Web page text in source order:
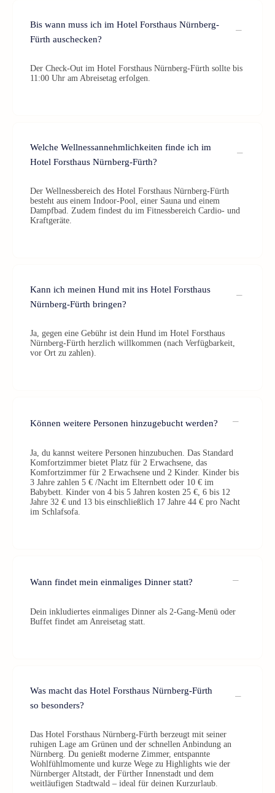
Bis wann muss ich im Hotel Forsthaus Nürnberg-
Fürth auschecken?
Der Check-Out im Hotel Forsthaus Nürnberg-Fürth sollte bis
11:00 Uhr am Abreisetag erfolgen.
Welche Wellnessannehmlichkeiten finde ich im
Hotel Forsthaus Nürnberg-Fürth?
Der Wellnessbereich des Hotel Forsthaus Nürnberg-Fürth
besteht aus einem Indoor-Pool, einer Sauna und einem
Dampfbad. Zudem findest du im Fitnessbereich Cardio- und
Kraftgeräte.
Kann ich meinen Hund mit ins Hotel Forsthaus
Nürnberg-Fürth bringen?
Ja, gegen eine Gebühr ist dein Hund im Hotel Forsthaus
Nürnberg-Fürth herzlich willkommen (nach Verfügbarkeit,
vor Ort zu zahlen).
Können weitere Personen hinzugebucht werden?
Ja, du kannst weitere Personen hinzubuchen. Das Standard
Komfortzimmer bietet Platz für 2 Erwachsene, das
Komfortzimmer für 2 Erwachsene und 2 Kinder. Kinder bis
3 Jahre zahlen 5 € /Nacht im Elternbett oder 10 € im
Babybett. Kinder von 4 bis 5 Jahren kosten 25 €, 6 bis 12
Jahre 32 € und 13 bis einschließlich 17 Jahre 44 € pro Nacht
im Schlafsofa.
Wann findet mein einmaliges Dinner statt?
Dein inkludiertes einmaliges Dinner als 2-Gang-Menü oder
Buffet findet am Anreisetag statt.
Was macht das Hotel Forsthaus Nürnberg-Fürth
so besonders?
Das Hotel Forsthaus Nürnberg-Fürth berzeugt mit seiner
ruhigen Lage am Grünen und der schnellen Anbindung an
Nürnberg. Du genießt moderne Zimmer, entspannte
Wohlfühlmomente und kurze Wege zu Highlights wie der
Nürnberger Altstadt, der Fürther Innenstadt und dem
weitläufigen Stadtwald – ideal für deinen Kurzurlaub.